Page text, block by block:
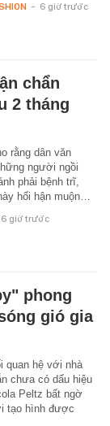
- 6 giờ trước
chẩn
2 tháng
rằng dân văn
người ngồi
phải bệnh trĩ,
hối hận muộn…
6 giờ trước
phong
gió gia
quan hệ với nhà
chưa có dấu hiệu
Peltz bất ngờ
tạo hình được